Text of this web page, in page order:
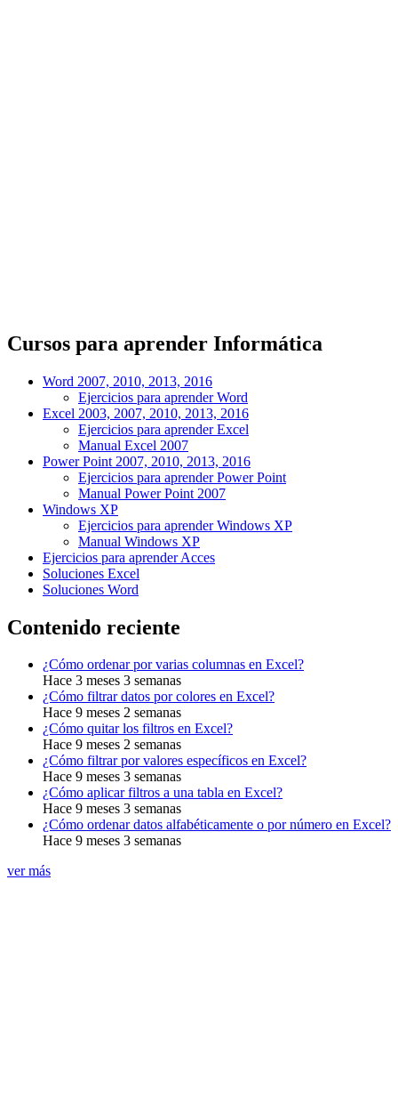
Cursos para aprender Informática
Word 2007, 2010, 2013, 2016
Ejercicios para aprender Word
Excel 2003, 2007, 2010, 2013, 2016
Ejercicios para aprender Excel
Manual Excel 2007
Power Point 2007, 2010, 2013, 2016
Ejercicios para aprender Power Point
Manual Power Point 2007
Windows XP
Ejercicios para aprender Windows XP
Manual Windows XP
Ejercicios para aprender Acces
Soluciones Excel
Soluciones Word
Contenido reciente
¿Cómo ordenar por varias columnas en Excel?
Hace 3 meses 3 semanas
¿Cómo filtrar datos por colores en Excel?
Hace 9 meses 2 semanas
¿Cómo quitar los filtros en Excel?
Hace 9 meses 2 semanas
¿Cómo filtrar por valores específicos en Excel?
Hace 9 meses 3 semanas
¿Cómo aplicar filtros a una tabla en Excel?
Hace 9 meses 3 semanas
¿Cómo ordenar datos alfabéticamente o por número en Excel?
Hace 9 meses 3 semanas
ver más